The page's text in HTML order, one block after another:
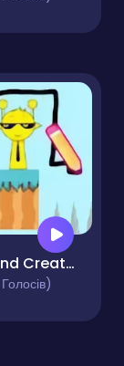
Draw and Create Sprunki Road